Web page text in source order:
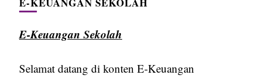
E-Keuangan Sekolah
Selamat datang di konten E-Keuangan